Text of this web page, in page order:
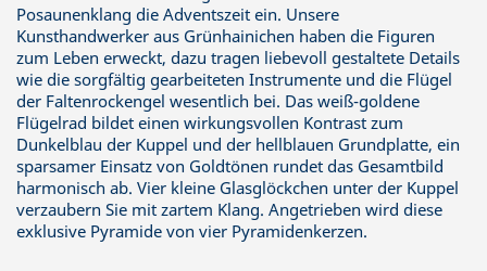
Posaunenklang die Adventszeit ein. Unsere
Kunsthandwerker aus Grünhainichen haben die Figuren
zum Leben erweckt, dazu tragen liebevoll gestaltete Details
wie die sorgfältig gearbeiteten Instrumente und die Flügel
der Faltenrockengel wesentlich bei. Das weiß-goldene
Flügelrad bildet einen wirkungsvollen Kontrast zum
Dunkelblau der Kuppel und der hellblauen Grundplatte, ein
sparsamer Einsatz von Goldtönen rundet das Gesamtbild
harmonisch ab. Vier kleine Glasglöckchen unter der Kuppel
verzaubern Sie mit zartem Klang. Angetrieben wird diese
exklusive Pyramide von vier Pyramidenkerzen.